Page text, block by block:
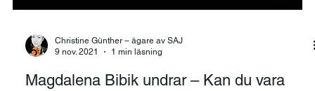
9 nov. 2021
1 min läsning